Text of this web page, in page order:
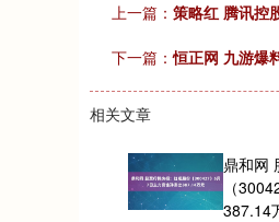
上一篇： 策略红 腾讯控
下一篇：恒正网 九游爆
相关文章
鼎和网
（
387.14